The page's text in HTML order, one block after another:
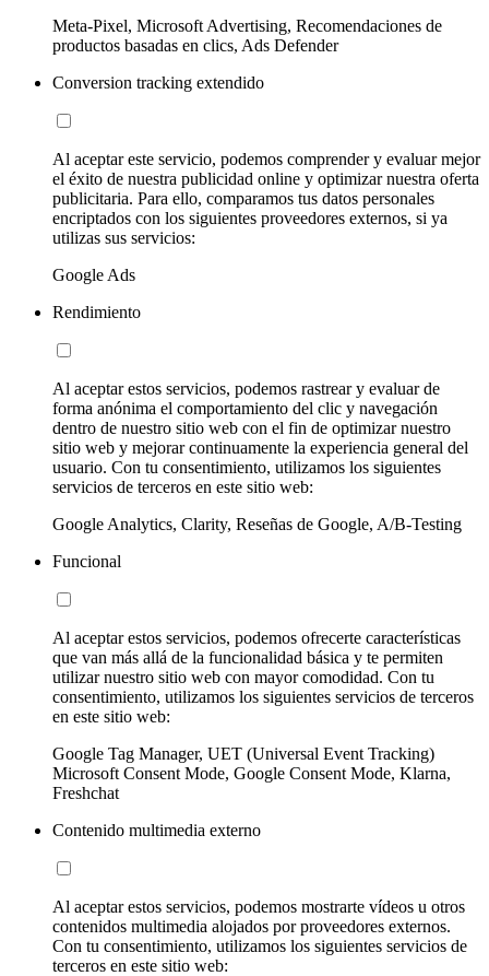
Meta-Pixel, Microsoft Advertising, Recomendaciones de
productos basadas en clics, Ads Defender
Conversion tracking extendido
Al aceptar este servicio, podemos comprender y evaluar mejor
el éxito de nuestra publicidad online y optimizar nuestra oferta
publicitaria. Para ello, comparamos tus datos personales
encriptados con los siguientes proveedores externos, si ya
utilizas sus servicios:
Google Ads
Rendimiento
Al aceptar estos servicios, podemos rastrear y evaluar de
forma anónima el comportamiento del clic y navegación
dentro de nuestro sitio web con el fin de optimizar nuestro
sitio web y mejorar continuamente la experiencia general del
usuario. Con tu consentimiento, utilizamos los siguientes
servicios de terceros en este sitio web:
Google Analytics, Clarity, Reseñas de Google, A/B-Testing
Funcional
Al aceptar estos servicios, podemos ofrecerte características
que van más allá de la funcionalidad básica y te permiten
utilizar nuestro sitio web con mayor comodidad. Con tu
consentimiento, utilizamos los siguientes servicios de terceros
en este sitio web:
Google Tag Manager, UET (Universal Event Tracking)
Microsoft Consent Mode, Google Consent Mode, Klarna,
Freshchat
Contenido multimedia externo
Al aceptar estos servicios, podemos mostrarte vídeos u otros
contenidos multimedia alojados por proveedores externos.
Con tu consentimiento, utilizamos los siguientes servicios de
terceros en este sitio web: